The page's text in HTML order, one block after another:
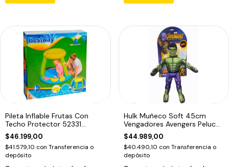
Pileta Inflable Frutas Con
Techo Protector 52331
Bestway Edu
$46.199,00
$41.579,10 con Transferencia o
depósito
Hulk Muñeco Soft 45cm
Vengadores Avengers Peluche
1038 Edu
$44.989,00
$40.490,10 con Transferencia o
depósito